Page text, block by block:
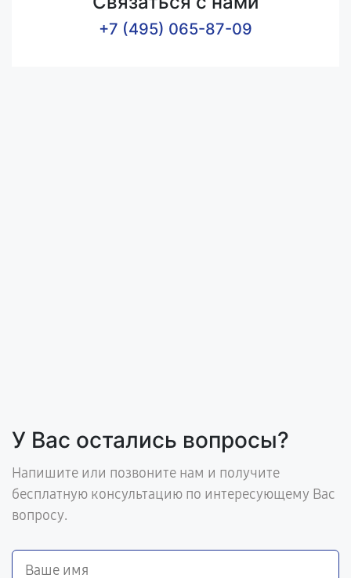
+7 (495) 065-87-09
У Вас остались вопросы?
Напишите или позвоните нам и получите
бесплатную консультацию по интересующему Вас
вопросу.